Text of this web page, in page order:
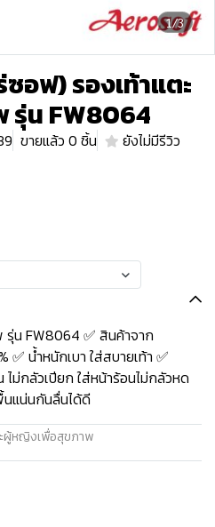
1/3
อฟ) รองเท้าแตะ
น FW8064
ขายแล้ว 0 ชิ้น
ยังไม่มีรีวิว
น FW8064 ✅ สินค้าจาก
✅ น้ำหนักเบา ใส่สบายเท้า ✅
ม่กลัวเปียก ใส่หน้าร้อนไม่กลัวหด
นแน่นกันลื่นได้ดี
ผู้หญิงเพื่อสุขภาพ